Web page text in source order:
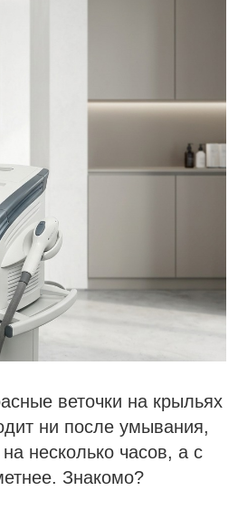
веточки на крыльях
ни после умывания,
несколько часов, а с
Знакомо?